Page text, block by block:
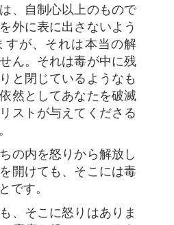
、自制心以上のもので
外に表に出さないよう
すが、それは本当の解
ん。それは毒が中に残
と閉じているようなも
然としてあなたを破滅
ストが与えてくださる
の内を怒りから解放し
開けても、そこには毒
です。
、そこに怒りはありま